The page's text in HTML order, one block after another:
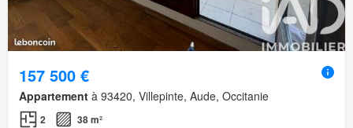
157 500 €
Appartement à 93420, Villepinte, Aude, Occitanie
2 38 m²